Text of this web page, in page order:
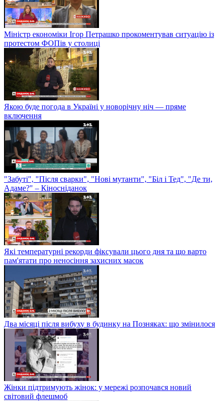
Міністр економіки Ігор Петрашко прокоментував ситуацію із
протестом ФОПів у столиці
Якою буде погода в Україні у новорічну ніч — пряме
включення
"Забуті", "Після сварки", "Нові мутанти", "Біл і Тед", "Де ти,
Адаме?" – Кіносніданок
Які температурні рекорди фіксували цього дня та що варто
пам'ятати про неносіння захисних масок
Два місяці після вибуху в будинку на Позняках: що змінилося
Жінки підтримують жінок: у мережі розпочався новий
світовий флешмоб